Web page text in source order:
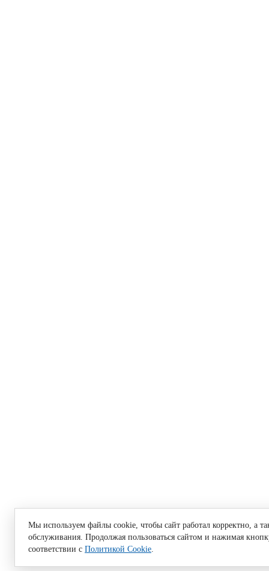
Мы используем файлы cookie, чтобы сайт работал корректно, а
обслуживания. Продолжая пользоваться сайтом и нажимая
соответствии с Политикой Cookie.